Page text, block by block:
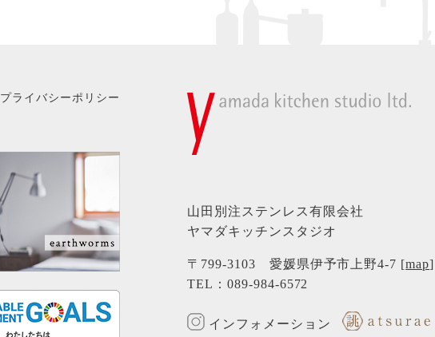
プライバシーポリシー
山田別注ステンレス有限会社
ヤマダキッチンスタジオ
〒799-3103 愛媛県伊予市上野4-7 [map]
TEL： 089-984-6572
インフォメーション